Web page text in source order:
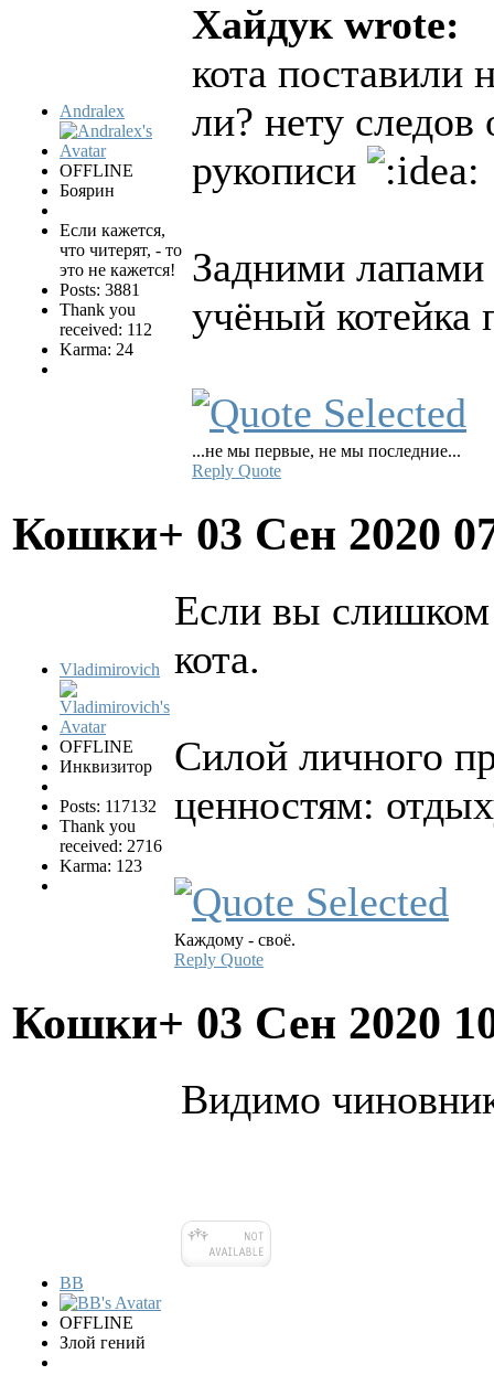
Andralex
OFFLINE
Боярин
Если кажется,
что читерят, - то
это не кажется!
Posts: 3881
Thank you
received: 112
Karma: 24
Хайдук wrote:
кота поставили
ли? нету
рукописи
Задними
учёный котейка
...не мы первые, не мы последние...
Reply Quote
Кошки+ 03 Сен 2020
Vladimirovich
OFFLINE
Инквизитор
Posts: 117132
Thank you
received: 2716
Karma: 123
Если вы слишком
кота.
Силой личного
ценностям:
Каждому - своё.
Reply Quote
Кошки+ 03 Сен 2020
BB
OFFLINE
Злой гений
Видимо